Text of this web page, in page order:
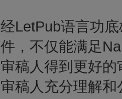
经LetPub语言功
件，不仅能满足
审稿人得到更好
审稿人充分理解